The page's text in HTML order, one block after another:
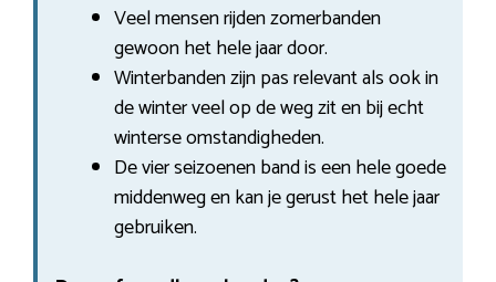
Veel mensen rijden zomerbanden
gewoon het hele jaar door.
Winterbanden zijn pas relevant als ook in
de winter veel op de weg zit en bij echt
winterse omstandigheden.
De vier seizoenen band is een hele goede
middenweg en kan je gerust het hele jaar
gebruiken.